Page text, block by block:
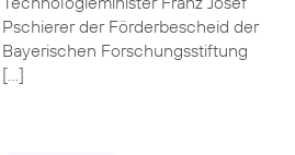
Pschierer der Förderbescheid der
Bayerischen Forschungsstiftung
[…]